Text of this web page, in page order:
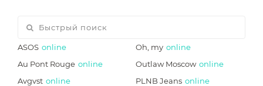
ASOS online
Au Pont Rouge online
Avgvst online
Oh, my online
Outlaw Moscow online
PLNB Jeans online